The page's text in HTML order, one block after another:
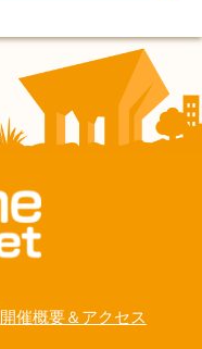
開催概要＆アクセス